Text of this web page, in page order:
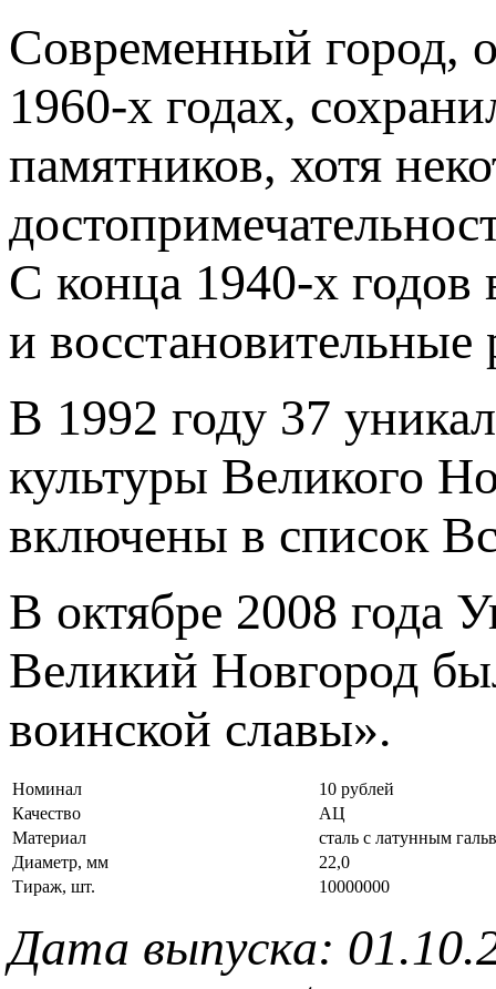
Современный город,
1960-х годах,
памятников, хотя
С конца 1940-х годов
и восстановительные
В 1992 году 37
культуры Великого
включены в список
В октябре 2008 года
Великий Новгород
воинской славы».
Номинал
10 рублей
Качество
АЦ
Материал
сталь с латунным
Диаметр, мм
22,0
Тираж, шт.
10000000
Дата выпуска: